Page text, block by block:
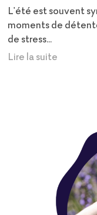
L'été est souvent
moments de
de stress...
Lire la suite